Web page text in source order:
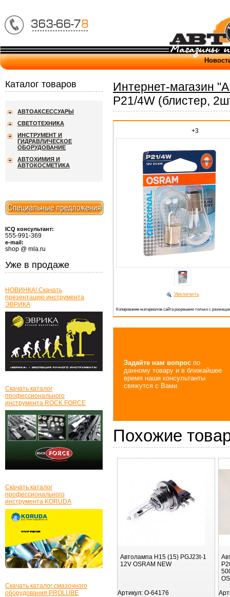
Интернет-магазин
P21/4W (блистер,
+3
Увеличить
Копирование материалов сайта разрешено только с
Задайте нам вопрос по
данному товару и в ближайшее
время наши консультанты
свяжутся с Вами.
Похожие
Автолампа H15 (15) PGJ23t-1
12V OSRAM NEW
Артикул: O-64176
Каталог товаров
АВТОАКСЕССУАРЫ
СВЕТОТЕХНИКА
ИНСТРУМЕНТ И
ГИДРАВЛИЧЕСКОЕ
ОБОРУДОВАНИЕ
АВТОХИМИЯ И
АВТОКОСМЕТИКА
ICQ консультант:
555-991-369
e-mail:
shop @ mla.ru
Уже в продаже
НОВИНКА! Скачать
презентацию инструмента
ЭВРИКА
Скачать каталог
профессионального
инструмента ROCK FORCE
Скачать каталог
профессионального
инструмента KORUDA
Скачать каталог смазочного
оборудования PROLUBE